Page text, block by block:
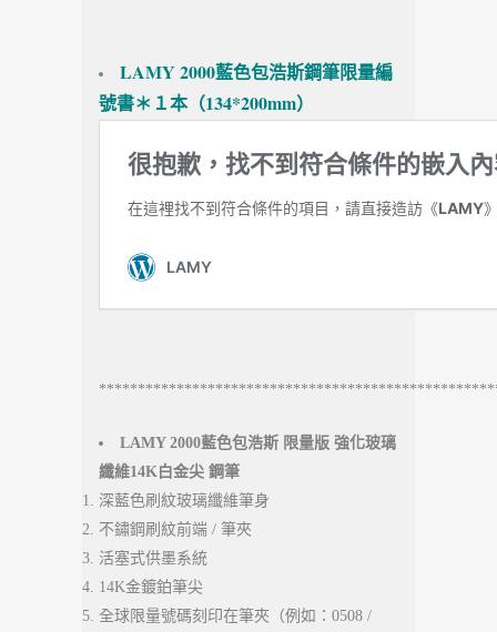
LAMY 2000藍色包浩斯鋼筆限量編
號書＊１本（134*200mm）
LAMY 2000藍色包浩斯 限量版 強化玻璃
纖維14K白金尖 鋼筆
深藍色刷紋玻璃纖維筆身
不鏽鋼刷紋前端 / 筆夾
活塞式供墨系統
14K金鍍鉑筆尖
全球限量號碼刻印在筆夾（例如：0508 /